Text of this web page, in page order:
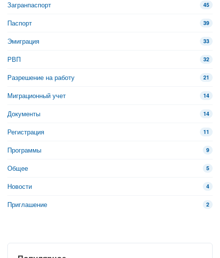
Загранпаспорт 45
Паспорт 39
Эмиграция 33
РВП 32
Разрешение на работу 21
Миграционный учет 14
Документы 14
Регистрация 11
Программы 9
Общее 5
Новости 4
Приглашение 2